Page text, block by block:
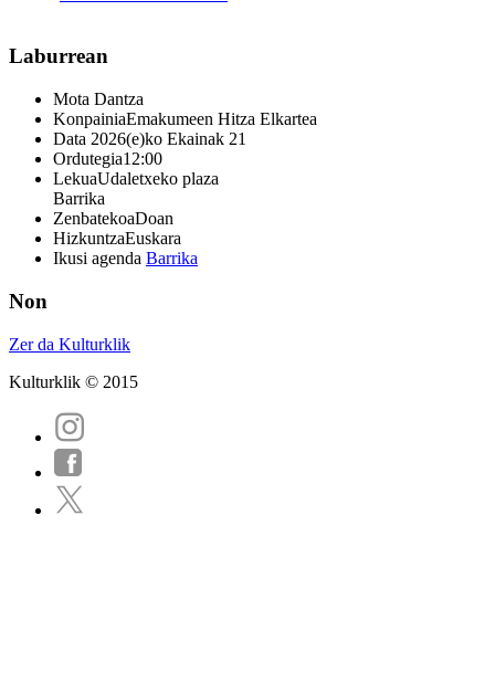
Laburrean
Mota Dantza
KonpainiaEmakumeen Hitza Elkartea
Data 2026(e)ko Ekainak 21
Ordutegia12:00
LekuaUdaletxeko plaza
Barrika
ZenbatekoaDoan
HizkuntzaEuskara
Ikusi agenda Barrika
Non
Zer da Kulturklik
Kulturklik © 2015